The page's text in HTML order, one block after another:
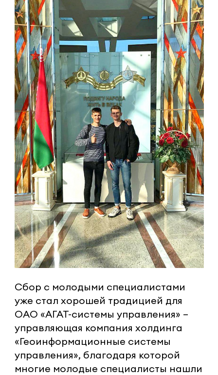
Сбор с молодыми специалистами
уже стал хорошей традицией для
ОАО «АГАТ-системы управления» –
управляющая компания холдинга
«Геоинформационные системы
управления», благодаря которой
многие молодые специалисты нашли